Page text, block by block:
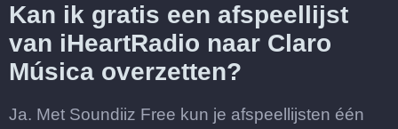
Kan ik gratis een afspeellijst
van iHeartRadio naar Claro
Música overzetten?
Ja. Met Soundiiz Free kun je afspeellijsten één